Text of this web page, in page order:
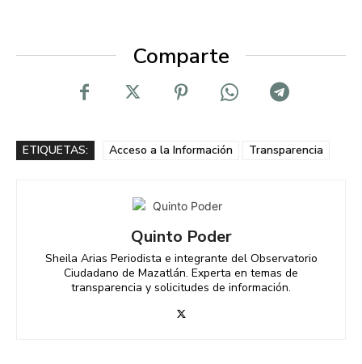
Comparte
ETIQUETAS: Acceso a la Información Transparencia
Quinto Poder
Sheila Arias Periodista e integrante del Observatorio
Ciudadano de Mazatlán. Experta en temas de
transparencia y solicitudes de información.